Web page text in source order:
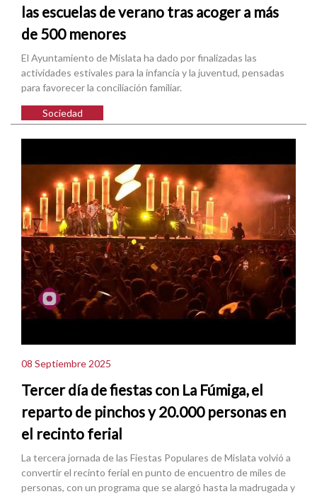
las escuelas de verano tras acoger a más
de 500 menores
El Ayuntamiento de Mislata ha dado por finalizadas las
actividades estivales para la infancia y la juventud, pensadas
para favorecer la conciliación familiar.
Sociedad
08 Septiembre 2025
Tercer día de fiestas con La Fúmiga, el
reparto de pinchos y 20.000 personas en
el recinto ferial
La tercera jornada de las Fiestas Populares de Mislata volvió a
convertir el recinto ferial en punto de encuentro de miles de
personas, con un programa que se alargó hasta la madrugada y